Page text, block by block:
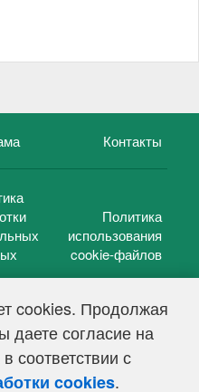
cookies. Продолжая
даете согласие на
соответствии с
cookies.
Контакты
Политика
использования
cookie-файлов
г.
Эл № ФС 77-39848, выдано
сфере связи,